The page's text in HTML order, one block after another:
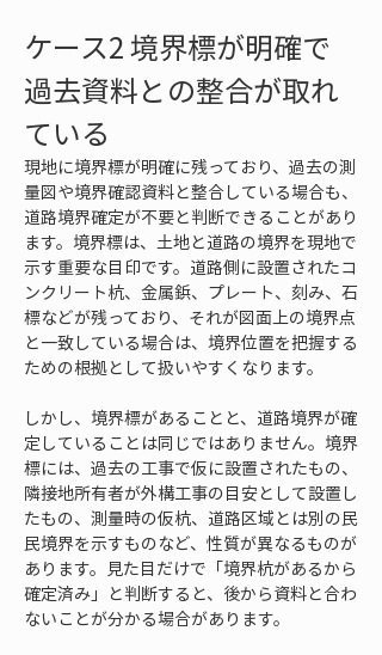
ケース2 境界標が明確で
過去資料との整合が取れ
ている
現地に境界標が明確に残っており、過去の測
量図や境界確認資料と整合している場合も、
道路境界確定が不要と判断できることがあり
ます。境界標は、土地と道路の境界を現地で
示す重要な目印です。道路側に設置されたコ
ンクリート杭、金属鋲、プレート、刻み、石
標などが残っており、それが図面上の境界点
と一致している場合は、境界位置を把握する
ための根拠として扱いやすくなります。
しかし、境界標があることと、道路境界が確
定していることは同じではありません。境界
標には、過去の工事で仮に設置されたもの、
隣接地所有者が外構工事の目安として設置し
たもの、測量時の仮杭、道路区域とは別の民
民境界を示すものなど、性質が異なるものが
あります。見た目だけで「境界杭があるから
確定済み」と判断すると、後から資料と合わ
ないことが分かる場合があります。